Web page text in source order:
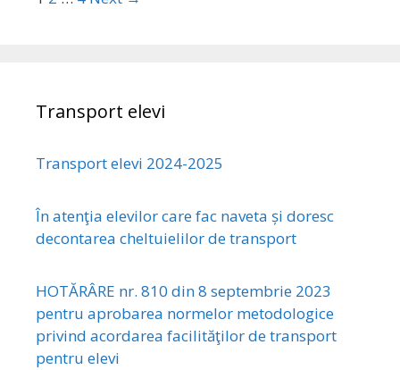
Transport elevi
Transport elevi 2024-2025
În atenţia elevilor care fac naveta și doresc
decontarea cheltuielilor de transport
HOTĂRÂRE nr. 810 din 8 septembrie 2023
pentru aprobarea normelor metodologice
privind acordarea facilităţilor de transport
pentru elevi